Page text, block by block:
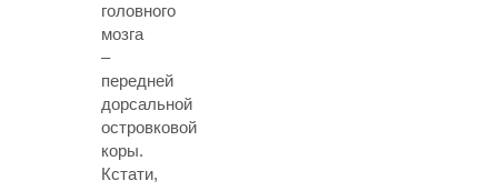
головного
мозга
–
передней
дорсальной
островковой
коры.
Кстати,